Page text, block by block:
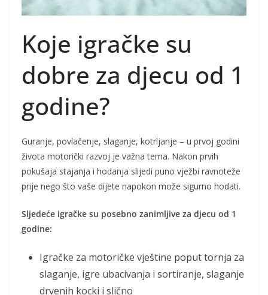
Koje igračke su
dobre za djecu od 1
godine?
Guranje, povlačenje, slaganje, kotrljanje – u prvoj godini
života motorički razvoj je važna tema. Nakon prvih
pokušaja stajanja i hodanja slijedi puno vježbi ravnoteže
prije nego što vaše dijete napokon može sigurno hodati.
Sljedeće igračke su posebno zanimljive za djecu od 1
godine:
Igračke za motoričke vještine poput tornja za
slaganje, igre ubacivanja i sortiranje, slaganje
drvenih kocki i slično